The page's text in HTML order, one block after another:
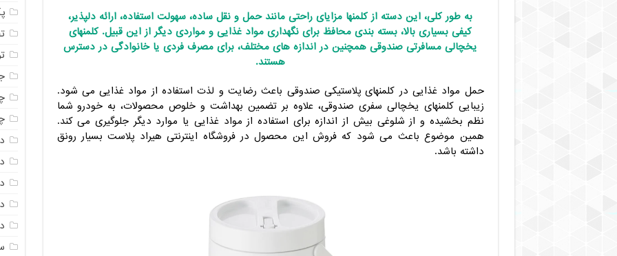
به طور کلی، این دسته از کلمنها مزایای راحتی مانند حمل و نقل ساده، سهولت استفاده، ارائه دلپذیر،
کیفی بسیاری بالا، بسته بندی محافظ برای نگهداری مواد غذایی و مواردی دیگر از این قبیل. کلمنهای
یخچالی مسافرتی صندوقی همچنین در اندازه های مختلف، برای مصرف فردی یا خانوادگی در دسترس
هستند.
حمل مواد غذایی در کلمنهای پلاستیکی صندوقی باعث رضایت و لذت استفاده از مواد غذایی می شود.
زیبایی کلمنهای یخچالی سفری صندوقی، علاوه بر تضمین بهداشت و خلوص محصولات، به خودرو شما
نظم بخشیده و از شلوغی بیش از اندازه برای استفاده از مواد غذایی یا موارد دیگر جلوگیری می کند.
همین موضوع باعث می شود که فروش این محصول در فروشگاه اینترنتی هیراد پلاست بسیار رونق
داشته باشد.